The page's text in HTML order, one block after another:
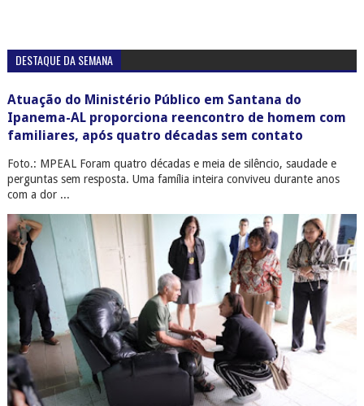
DESTAQUE DA SEMANA
Atuação do Ministério Público em Santana do
Ipanema-AL proporciona reencontro de homem com
familiares, após quatro décadas sem contato
Foto.: MPEAL Foram quatro décadas e meia de silêncio, saudade e
perguntas sem resposta. Uma família inteira conviveu durante anos
com a dor ...